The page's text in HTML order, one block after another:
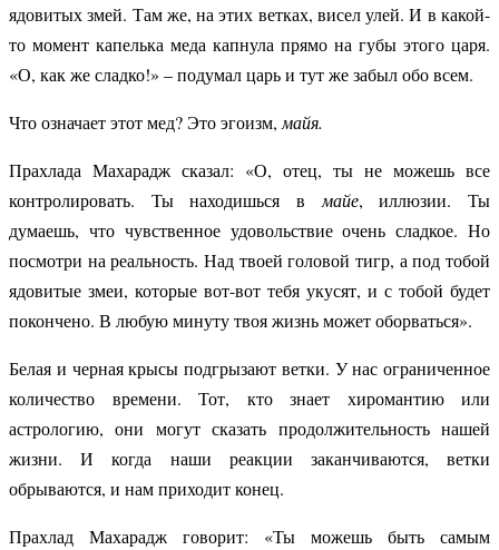
ядовитых змей. Там же, на этих ветках, висел улей. И в какой-
то момент капелька меда капнула прямо на губы этого царя.
«О, как же сладко!» – подумал царь и тут же забыл обо всем.
Что означает этот мед? Это эгоизм,майя.
Прахлада Махарадж сказал: «О, отец, ты не можешь все
контролировать. Ты находишься вмайе, иллюзии. Ты
думаешь, что чувственное удовольствие очень сладкое. Но
посмотри на реальность. Над твоей головой тигр, а под тобой
ядовитые змеи, которые вот-вот тебя укусят, и с тобой будет
покончено. В любую минуту твоя жизнь может оборваться».
Белая и черная крысы подгрызают ветки. У нас ограниченное
количество времени. Тот, кто знает хиромантию или
астрологию, они могут сказать продолжительность нашей
жизни. И когда наши реакции заканчиваются, ветки
обрываются, и нам приходит конец.
Прахлад Махарадж говорит: «Ты можешь быть самым